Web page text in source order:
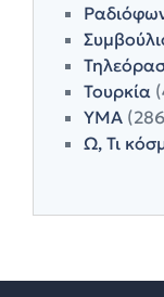
Τουρκία
ΥΜΑ
Ω, Τι